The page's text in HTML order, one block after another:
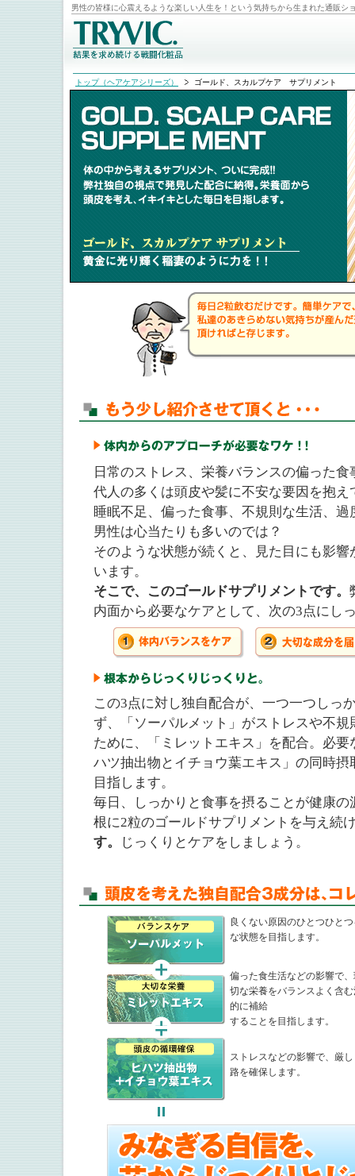
男性の皆様に心震えるような楽しい人生を！という気持ちから生まれた通販シ
トップ（ヘアケアシリーズ） ゴールド、スカルプケア サプリメント
日常のストレス、栄養バランスの偏った
代人の多くは頭皮や髪に不安な要因を抱え
睡眠不足、偏った食事、不規則な生活、
男性は心当たりも多いのでは？
そのような状態が続くと、見た目にも影
います。
そこで、このゴールドサプリメントです。
内面から必要なケアとして、次の3点にし
この3点に対し独自配合が、一つ一つしっ
ず、「ソーパルメット」がストレスや不
ために、「ミレットエキス」を配合。必
ハツ抽出物とイチョウ葉エキス」の同時
目指します。
毎日、しっかりと食事を摂ることが健康
根に2粒のゴールドサプリメントを与え続
す。
じっくりとケアをしましょう。
良くない原因のひとつひと
な状態を目指します。
偏った食生活などの影響で
切な栄養をバランスよく含
的に補給
することを目指します。
ストレスなどの影響で、厳
路を確保します。